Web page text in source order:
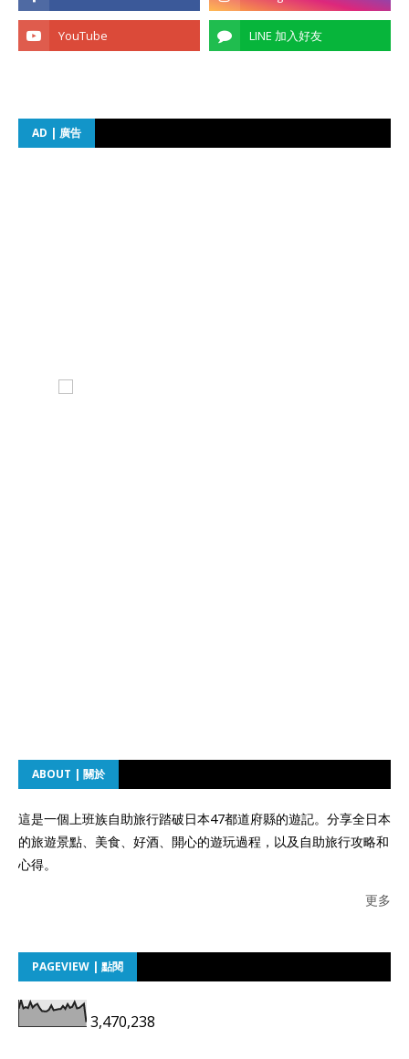
AD | 廣告
ABOUT | 關於
這是一個上班族自助旅行踏破日本47都道府縣的遊記。分享全日本
的旅遊景點、美食、好酒、開心的遊玩過程，以及自助旅行攻略和
心得。
更多
PAGEVIEW | 點閱
3,470,238